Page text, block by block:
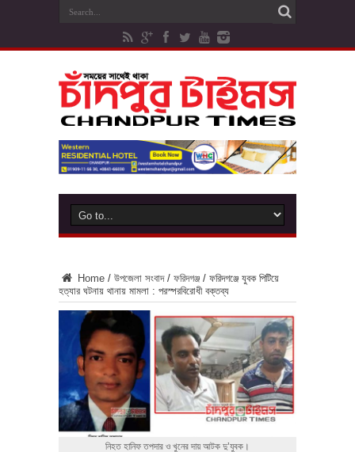
Home / উপজেলা সংবাদ / ফরিদগঞ্জ / ফরিদগঞ্জে যুবক পিটিয়ে
হত্যার ঘটনায় থানায় মামলা : পরস্পরবিরোধী বক্তব্য
নিহত হানিফ তপদার ও খুনের দায় আটক দু’যুবক।